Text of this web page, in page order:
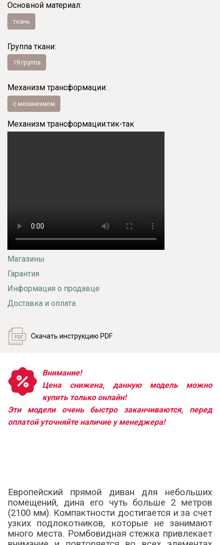
Основной материал:
ткань
Группа ткани:
19 группа
Механизм трансформации:
с механизмом
Механизм трансформации:тик-так
Магазины
Гарантия
Информация о продавце
Доставка и оплата
Скачать инструкцию PDF
Внимание!
Цена снижена, данную модель можно
купить только онлайн!
Эти модели очень быстро заканчиваются, перед
оплатой уточняйте наличие у менеджера!
Европейский прямой диван для небольших
помещений, дина его чуть больше 2 метров
(2100 мм). Компактности достигается и за счет
узких подлокотников, которые не занимают
много места. Ромбовидная стежка привлекает